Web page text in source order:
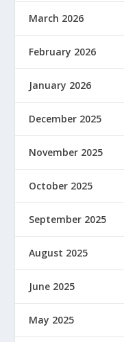
March 2026
February 2026
January 2026
December 2025
November 2025
October 2025
September 2025
August 2025
June 2025
May 2025